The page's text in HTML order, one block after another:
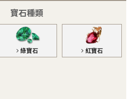
寶石種類
綠寶石 紅寶石